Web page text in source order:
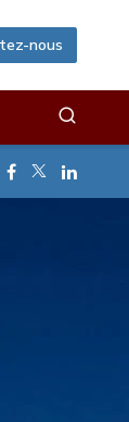
nous
Facebook
Twitter